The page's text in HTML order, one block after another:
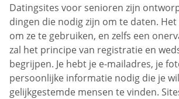
Datingsites voor senioren zijn
dingen die nodig zijn om te daten.
om ze te gebruiken, en zelfs een
zal het principe van registratie en
begrijpen. Je hebt je e-mailadres, je
persoonlijke informatie nodig die je
gelijkgestemde mensen te vinden.